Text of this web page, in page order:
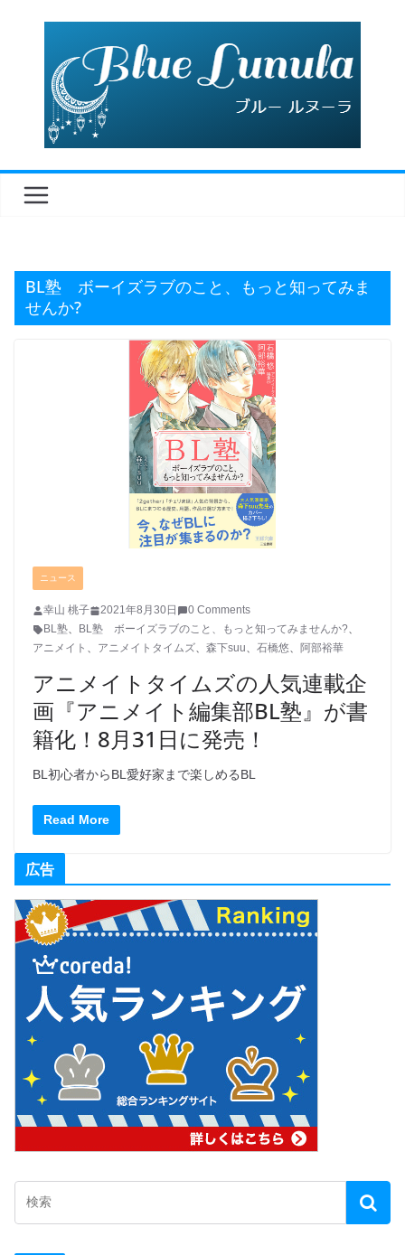
BL塾 ボーイズラブのこと、もっと知ってみま
せんか?
ニュース
幸山 桃子 2021年8月30日
0 Comments
BL塾、 BL塾 ボーイズラブのこと、もっと知ってみませんか?、
アニメイト 、 アニメイトタイムズ、 森下suu、 石橋悠、 阿部裕華
アニメイトタイムズの人気連載企
画『アニメイト編集部BL塾』が書
籍化！8月31日に発売！
BL初心者からBL愛好家まで楽しめるBL
Read More
広告